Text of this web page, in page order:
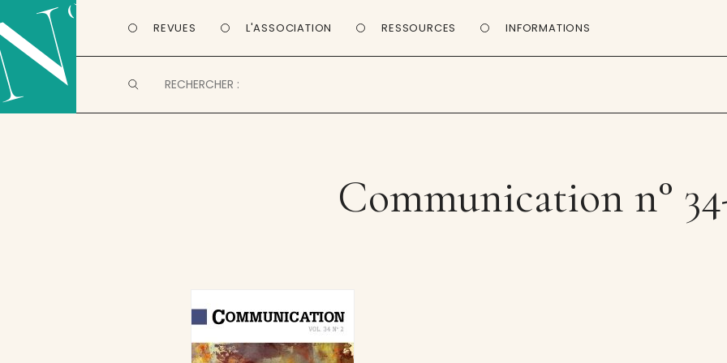
REVUES L'ASSOCIATION RESSOURCES INFORMATIONS
Communication n°